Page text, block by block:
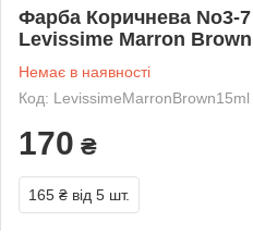
Фарба Коричнева No3-7
Levissime Marron
Немає в наявності
Код: LevissimeMarronBrown15ml
170 ₴
165 ₴ від 5 шт.